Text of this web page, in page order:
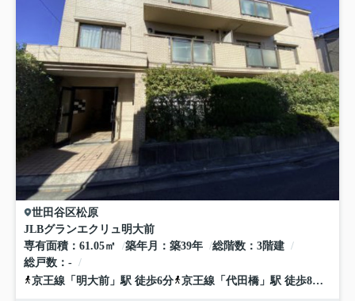
世田谷区松原
JLBグランエクリュ明大前
専有面積
61.05㎡ 築年月 築39年 総階数
3階建
総戸数
-
京王線 「 明大前 」駅 徒歩6分 京王線 「 代田橋 」駅 徒歩8分